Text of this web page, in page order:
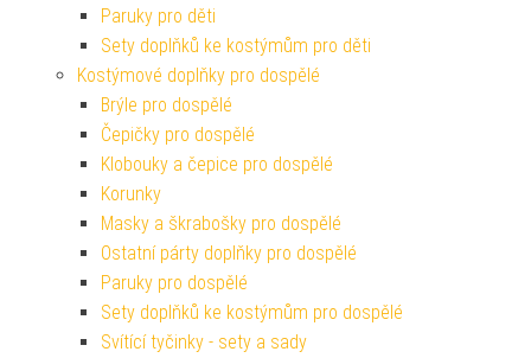
Paruky pro děti
Sety doplňků ke kostýmům pro děti
Kostýmové doplňky pro dospělé
Brýle pro dospělé
Čepičky pro dospělé
Klobouky a čepice pro dospělé
Korunky
Masky a škrabošky pro dospělé
Ostatní párty doplňky pro dospělé
Paruky pro dospělé
Sety doplňků ke kostýmům pro dospělé
Svítící tyčinky - sety a sady